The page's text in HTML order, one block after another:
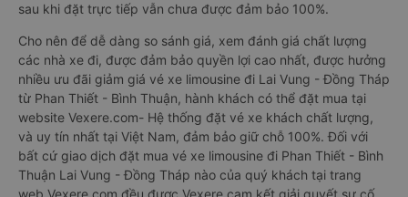
sau khi đặt trực tiếp vẫn chưa được đảm bảo 100%.
Cho nên để dễ dàng so sánh giá, xem đánh giá chất lượng
các nhà xe đi, được đảm bảo quyền lợi cao nhất, được hưởng
nhiều ưu đãi giảm giá vé xe limousine đi Lai Vung - Đồng Tháp
từ Phan Thiết - Bình Thuận, hành khách có thể đặt mua tại
website Vexere.com- Hệ thống đặt vé xe khách chất lượng,
và uy tín nhất tại Việt Nam, đảm bảo giữ chỗ 100%. Đối với
bất cứ giao dịch đặt mua vé xe limousine đi Phan Thiết - Bình
Thuận Lai Vung - Đồng Tháp nào của quý khách tại trang
web Vexere.com đều được Vexere cam kết giải quyết sự cố.